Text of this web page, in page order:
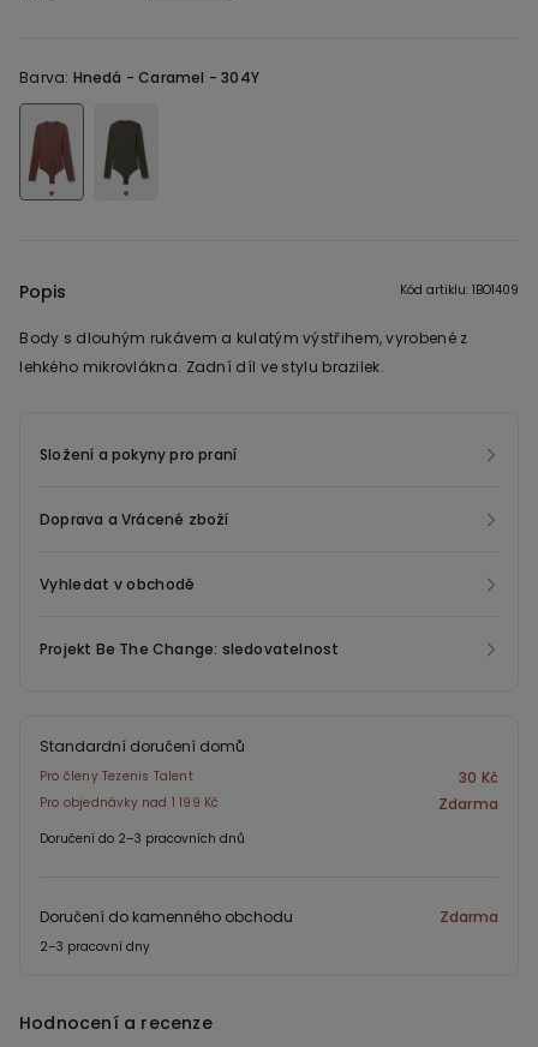
Barva: Hnedá -Caramel - 304Y
Popis Kód artiklu: 1BO1409
Body s dlouhým rukávem a kulatým výstřihem, vyrobené z
lehkého mikrovlákna. Zadní díl ve stylu brazilek.
Složení a pokyny pro praní
Doprava a Vrácené zboží
Vyhledat v obchodě
Projekt Be The Change: sledovatelnost
Standardní doručení domů
Pro členy Tezenis Talent 30 Kč
Pro objednávky nad 1 199 Kč Zdarma
Doručení do 2–3 pracovních dnů
Doručení do kamenného obchodu Zdarma
2–3 pracovní dny
Hodnocení a recenze